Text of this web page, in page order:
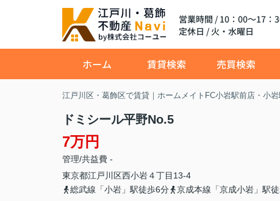
営業時間 / 10：00～17：
定休日 / 火・水曜日
ホーム 賃貸検索 売買検索
江戸川区・葛飾区で賃貸｜ホームメイトFC小岩駅前店・小
ドミシール平野No.5
7万円
管理/共益費 -
東京都江戸川区西小岩４丁目13-4
総武線「小岩」駅徒歩6分
京成本線「京成小岩」駅